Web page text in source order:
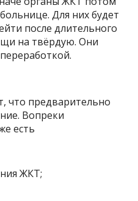
Для них будет
после длительного
на твёрдую. Они
что предварительно
Вопреки
есть
ЖКТ;